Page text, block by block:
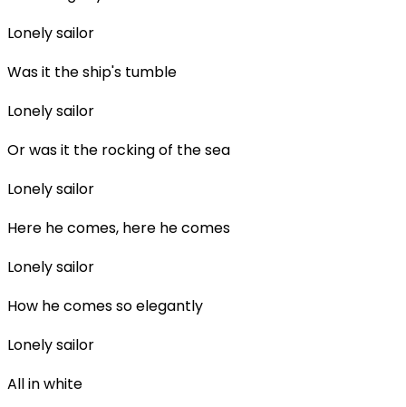
Lonely sailor
Was it the ship's tumble
Lonely sailor
Or was it the rocking of the sea
Lonely sailor
Here he comes, here he comes
Lonely sailor
How he comes so elegantly
Lonely sailor
All in white